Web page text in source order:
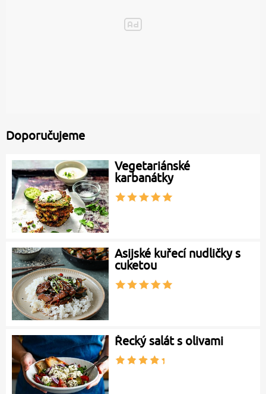
Doporučujeme
Vegetariánské
karbanátky
Asijské kuřecí nudličky s
cuketou
Řecký salát s olivami